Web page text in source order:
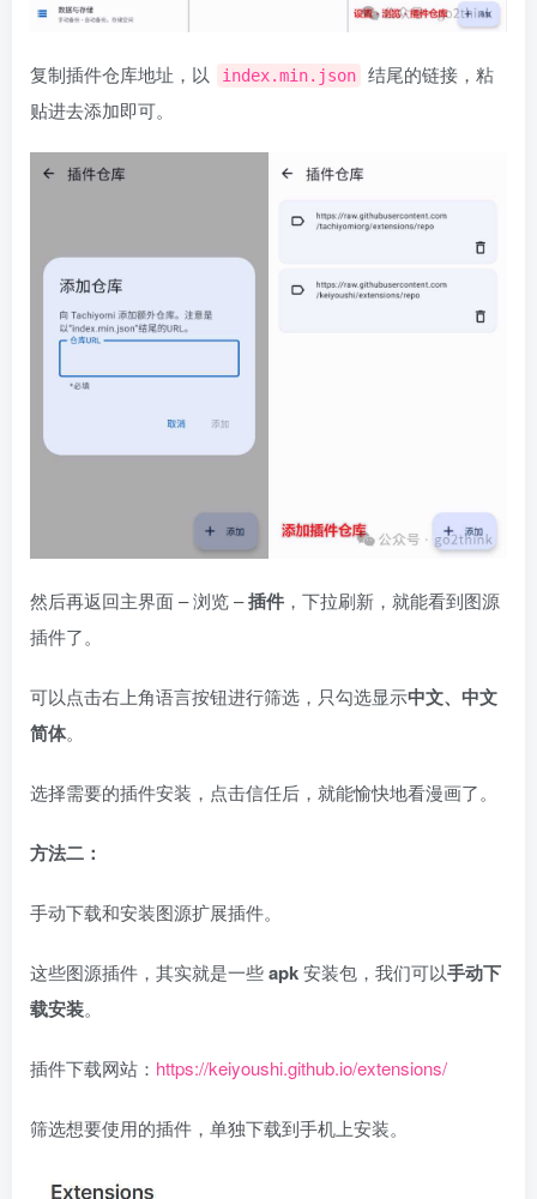
复制插件仓库地址，以 index.min.json
结尾的链接，粘
贴进去添加即可。
然后再返回主界面 – 浏览 –插件 ，下拉刷新，就能看到图源
插件了。
可以点击右上角语言按钮进行筛选，只勾选显示中文、中文
简体。
选择需要的插件安装，点击信任后，就能愉快地看漫画了。
方法二：
手动下载和安装图源扩展插件。
这些图源插件，其实就是一些apk安装包，我们可以手动下
载安装。
插件下载网站： https://keiyoushi.github.io/extensions/
筛选想要使用的插件，单独下载到手机上安装。